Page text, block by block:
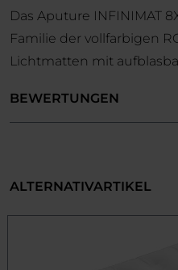
Das Aputure INFINIMAT
Familie der vollfarbigen
Lichtmatten mit
BEWERTUNGEN
ALTERNATIVARTIKEL